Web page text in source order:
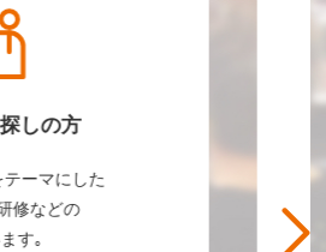
農業参入企業･法人の方
参入アドバイス､
農業ビジネスサポート､